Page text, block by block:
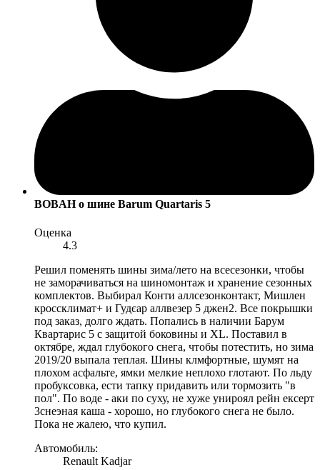
BOBAH о шине Barum Quartaris 5
Оценка
4.3
Решил поменять шины зима/лето на всесезонки, чтобы
не заморачиваться на шиномонтаж и хранение сезонных
комплектов. Выбирал Конти аллсезонконтакт, Мишлен
кроссклимат+ и Гудєар аллвезер 5 джен2. Все покрышки
под заказ, долго ждать. Попались в наличии Барум
Квартарис 5 с защитой боковины и XL. Поставил в
октябре, ждал глубокого снега, чтобы потестить, но зима
2019/20 выпала теплая. Шины клмфортные, шумят на
плохом асфальте, ямки мелкие неплохо глотают. По льду
пробуксовка, ести тапку придавить или тормозить "в
пол". По воде - аки по суху, не хуже унироял рейн ексерт
3снеэная каша - хорошо, но глубокого снега не было.
Пока не жалею, что купил.
Автомобиль:
Renault Kadjar